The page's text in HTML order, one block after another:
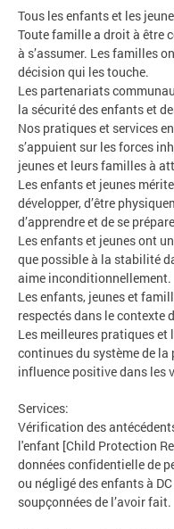
Tous les enfants et les
Toute famille a droit à être
à s’assumer. Les familles
décision qui les touche.
Les partenariats
la sécurité des enfants et
Nos pratiques et services
s’appuient sur les forces
jeunes et leurs familles à
Les enfants et jeunes
développer, d’être
d’apprendre et de se
Les enfants et jeunes ont
que possible à la stabilité
aime inconditionnellement.
Les enfants, jeunes et
respectés dans le contexte
Les meilleures pratiques
continues du système de la
influence positive dans les
Services:
Vérification des
l'enfant [Child Protection
données confidentielle de
ou négligé des enfants à
soupçonnées de l’avoir fait.